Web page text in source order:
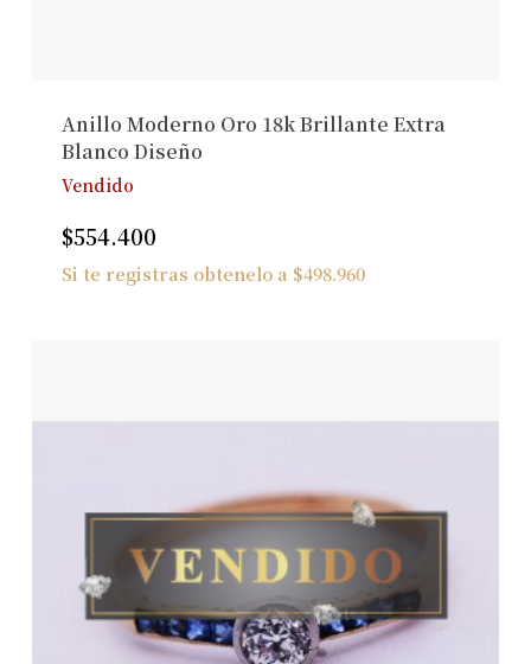
Anillo Moderno Oro 18k Brillante Extra
Blanco Diseño
Vendido
$554.400
Si te registras obtenelo a $498.960